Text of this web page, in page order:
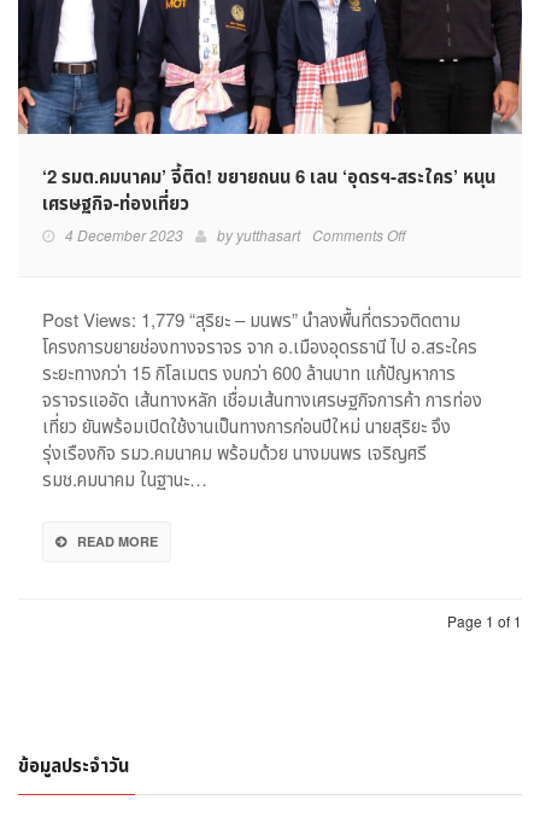
‘2 รมต.คมนาคม’ จี้ติด! ขยายถนน 6 เลน ‘อุดรฯ-สระใคร’ หนุน
เศรษฐกิจ-ท่องเที่ยว
4 December 2023 by yutthasart Comments Offon
ติด!
ขยาย
ถนน
6
เลน
‘อุ
Post Views: 1,779 “สุริยะ – มนพร” นำลงพื้นที่ตรวจติดตาม
โครงการขยายช่องทางจราจร จาก อ.เมืองอุดรธานี ไป อ.สระใคร
ระยะทางกว่า 15 กิโลเมตร งบกว่า 600 ล้านบาท แก้ปัญหาการ
จราจรแออัด เส้นทางหลัก เชื่อมเส้นทางเศรษฐกิจการค้า การท่อง
เที่ยว ยันพร้อมเปิดใช้งานเป็นทางการก่อนปีใหม่ นายสุริยะ จึง
รุ่งเรืองกิจ รมว.คมนาคม พร้อมด้วย นางมนพร เจริญศรี
รมช.คมนาคม ในฐานะ…
READ MORE
Page 1 of 1
ข้อมูลประจำวัน